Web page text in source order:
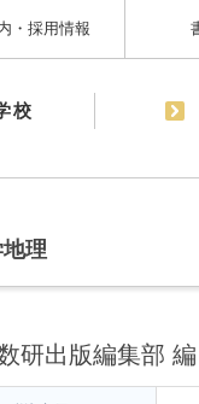
・採用情報
校
理
研出版編集部 編